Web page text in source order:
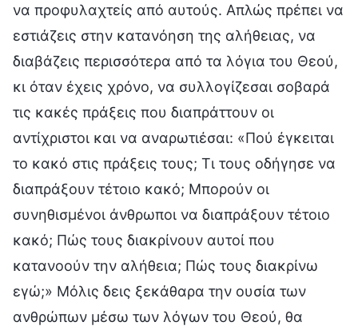
να προφυλαχτείς από αυτούς. Απλώς πρέπει να
εστιάζεις στην κατανόηση της αλήθειας, να
διαβάζεις περισσότερα από τα λόγια του Θεού,
κι όταν έχεις χρόνο, να συλλογίζεσαι σοβαρά
τις κακές πράξεις που διαπράττουν οι
αντίχριστοι και να αναρωτιέσαι: «Πού έγκειται
το κακό στις πράξεις τους; Τι τους οδήγησε να
διαπράξουν τέτοιο κακό; Μπορούν οι
συνηθισμένοι άνθρωποι να διαπράξουν τέτοιο
κακό; Πώς τους διακρίνουν αυτοί που
κατανοούν την αλήθεια; Πώς τους διακρίνω
εγώ;» Μόλις δεις ξεκάθαρα την ουσία των
ανθρώπων μέσω των λόγων του Θεού, θα